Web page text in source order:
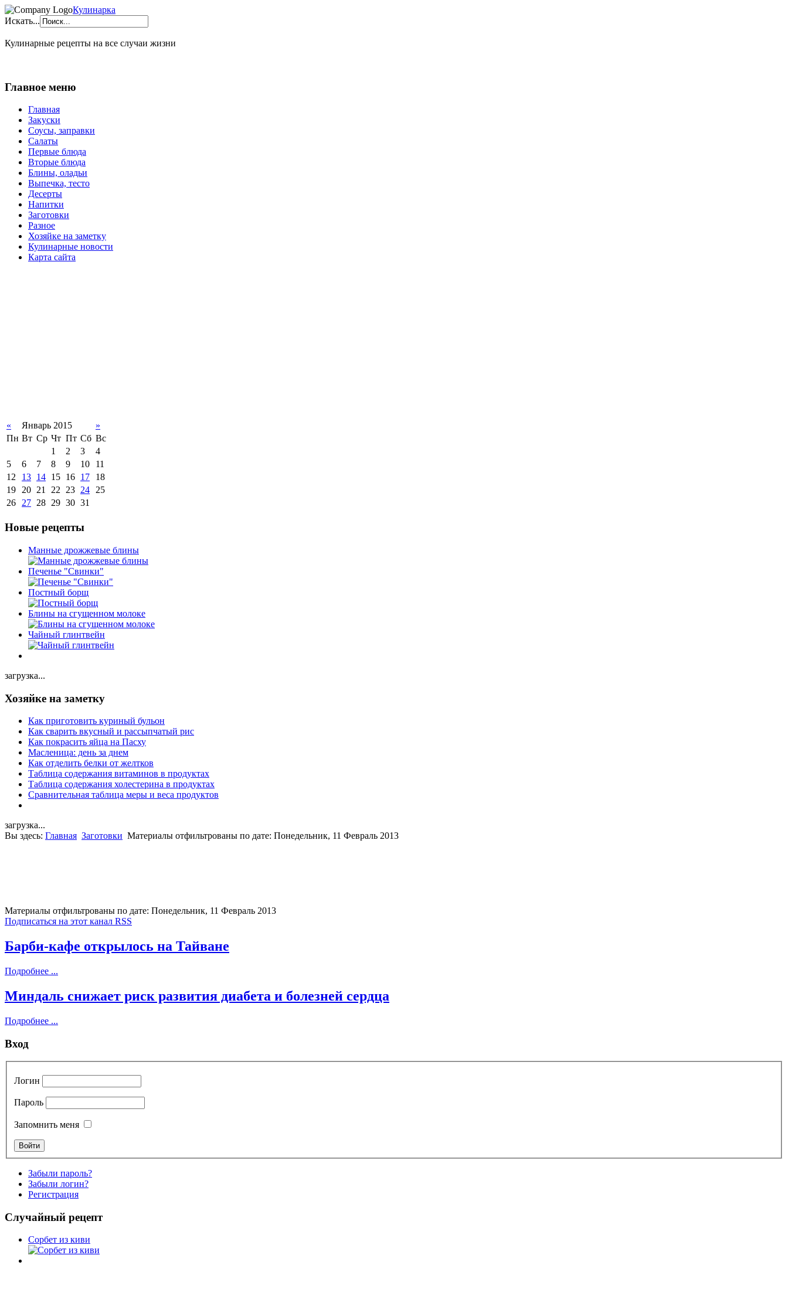
Кулинарка
Искать...
Кулинарные рецепты на все случаи жизни
Главное меню
Главная
Закуски
Соусы, заправки
Салаты
Первые блюда
Вторые блюда
Блины, оладьи
Выпечка, тесто
Десерты
Напитки
Заготовки
Разное
Хозяйке на заметку
Кулинарные новости
Карта сайта
« Январь 2015
»
Пн Вт Ср Чт Пт Сб Вс
1
2 3
4
5
6 7 8 9 10
11
12
13 14 15 16 17
18
19 20 21 22 23 24 25
26 27 28 29 30 31
Новые рецепты
Манные дрожжевые блины
Печенье "Свинки"
Постный борщ
Блины на сгущенном молоке
Чайный глинтвейн
загрузка...
Хозяйке на заметку
Как приготовить куриный бульон
Как сварить вкусный и рассыпчатый рис
Как покрасить яйца на Пасху
Масленица: день за днем
Как отделить белки от желтков
Таблица содержания витаминов в продуктах
Таблица содержания холестерина в продуктах
Сравнительная таблица меры и веса продуктов
загрузка...
Вы здесь: Главная Заготовки Материалы отфильтрованы по дате: Понедельник, 11 Февраль 2013
Материалы отфильтрованы по дате: Понедельник, 11 Февраль 2013
Подписаться на этот канал RSS
Барби-кафе открылось на Тайване
Подробнее ...
Миндаль снижает риск развития диабета и болезней сердца
Подробнее ...
Вход
Логин
Пароль
Запомнить меня
Забыли пароль?
Забыли логин?
Регистрация
Случайный рецепт
Сорбет из киви